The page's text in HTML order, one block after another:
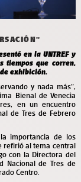
en la UNTREF y
tiempos que corren,
exhibición.
y nada más”,
Bienal de Venecia
en un encuentro
de Tres de Febrero
importancia de los
refirió al tema central
con la Directora del
Nacional de Tres de
Centro.